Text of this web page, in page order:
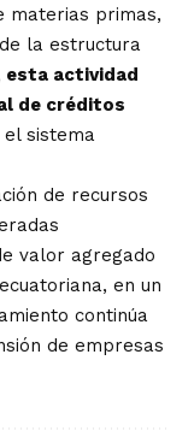
materias primas,
la estructura
esta actividad
de créditos
sistema
de recursos
valor agregado
en un
continúa
de empresas